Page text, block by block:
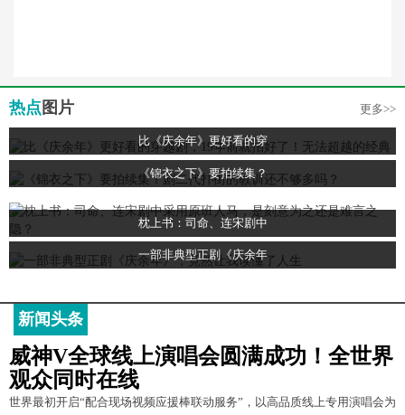
热点 图片 更多>>
比《庆余年》更好看的穿
《锦衣之下》要拍续集？
枕上书：司命、连宋剧中
一部非典型正剧《庆余年
新闻头条
威神V全球线上演唱会圆满成功！全世界
观众同时在线
世界最初开启“配合现场视频应援棒联动服务”，以高品质线上专用演唱会为